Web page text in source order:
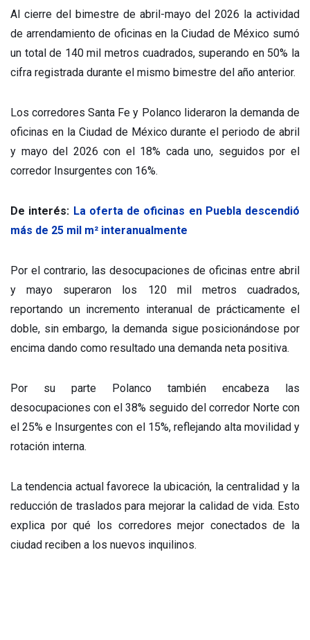
Al cierre del bimestre de abril-mayo del 2026 la actividad
de arrendamiento de oficinas en la Ciudad de México sumó
un total de 140 mil metros cuadrados, superando en 50% la
cifra registrada durante el mismo bimestre del año anterior.
Los corredores Santa Fe y Polanco lideraron la demanda de
oficinas en la Ciudad de México durante el periodo de abril
y mayo del 2026 con el 18% cada uno, seguidos por el
corredor Insurgentes con 16%.
De interés: La oferta de oficinas en Puebla descendió
más de 25 mil m² interanualmente
Por el contrario, las desocupaciones de oficinas entre abril
y mayo superaron los 120 mil metros cuadrados,
reportando un incremento interanual de prácticamente el
doble, sin embargo, la demanda sigue posicionándose por
encima dando como resultado una demanda neta positiva.
Por su parte Polanco también encabeza las
desocupaciones con el 38% seguido del corredor Norte con
el 25% e Insurgentes con el 15%, reflejando alta movilidad y
rotación interna.
La tendencia actual favorece la ubicación, la centralidad y la
reducción de traslados para mejorar la calidad de vida. Esto
explica por qué los corredores mejor conectados de la
ciudad reciben a los nuevos inquilinos.